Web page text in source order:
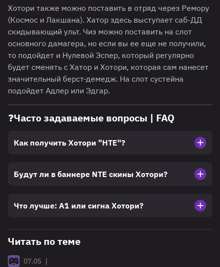
Хотори также можно поставить в отряд через Ремору
(Космос и Лакшана). Хатор здесь выступает саб-ДД
скидывающий ульт. Чиз можно поставить на слот
основного дамагера, но если вы ее еще не получили,
то подойдет и Нулевой Эспер, который регулярно
будет сменять с Хатор и Хотори, которая сам нанесет
значительный берст-демедж. На слот сустейна
подойдет Адлер или Эдгар.
❓Часто задаваемые вопросы | FAQ
Как получить Хотори "НТЕ"?
Будут ли в баннере NTE скины Хотори?
Что лучше: А1 или сигна Хотори?
Читать по теме
07.05 |